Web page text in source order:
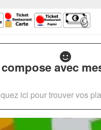
avec
ici pour trouver vos